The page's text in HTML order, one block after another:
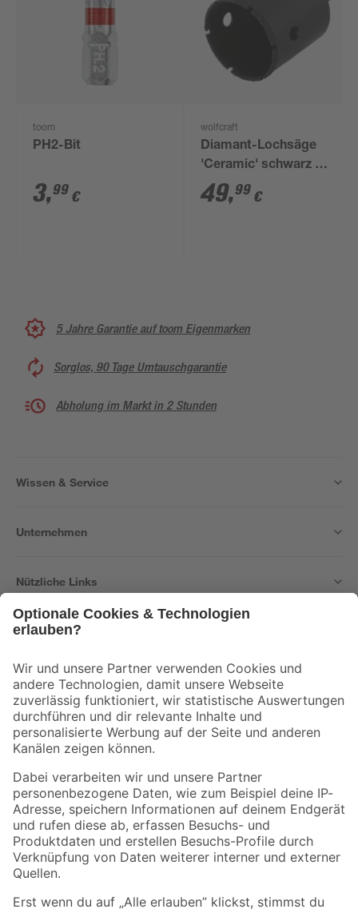
toom
PH2-Bit
3,99 €
wolfcraft
Diamant-Lochsäge
'Ceramic' schwarz Ø
50 mm
49,99 €
5 Jahre Garantie auf toom Eigenmarken
Sorglos, 90 Tage Umtauschgarantie
Abholung im Markt in 2 Stunden
Wissen & Service
Unternehmen
Nützliche Links
Der toom Newsletter: Keine Angebote und Aktionen mehr verpassen!
Zur Newsletter Anmeldung
Folge uns
Zahlungsarten Versandarten
Sicher einkaufen